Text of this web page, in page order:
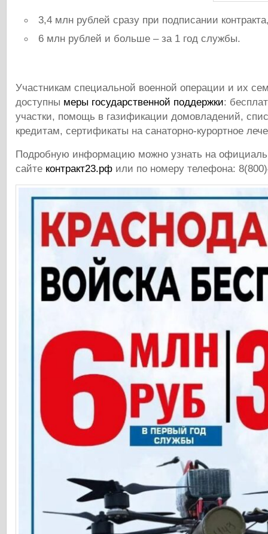
3,4 млн рублей сразу при подписании
6 млн рублей и больше – за 1 год службы.
Участникам специальной военной операции и их
доступны меры государственной поддержки:
участки, помощь в газификации домовладений,
кредитам, сертификаты на санаторно-курортное
Подробную информацию можно узнать на
сайте контракт23.рф или по номеру телефона: